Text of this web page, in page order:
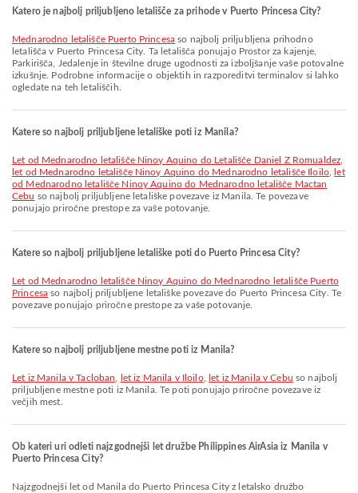
Katero je najbolj priljubljeno letališče za prihode v Puerto Princesa City?
Mednarodno letališče Puerto Princesa so najbolj priljubljena prihodno
letališča v Puerto Princesa City. Ta letališča ponujajo Prostor za kajenje,
Parkirišča, Jedalenje in številne druge ugodnosti za izboljšanje vaše potovalne
izkušnje. Podrobne informacije o objektih in razporeditvi terminalov si lahko
ogledate na teh letališčih.
Katere so najbolj priljubljene letališke poti iz Manila?
let od Mednarodno letališče Ninoy Aquino do Letališče Daniel Z Romualdez
let od Mednarodno letališče Ninoy Aquino do Mednarodno letališče Iloilo,
let
od Mednarodno letališče Ninoy Aquino do Mednarodno letališče Mactan
Cebu so najbolj priljubljene letališke povezave iz Manila. Te povezave
ponujajo priročne prestope za vaše potovanje.
Katere so najbolj priljubljene letališke poti do Puerto Princesa City?
let od Mednarodno letališče Ninoy Aquino do Mednarodno letališče Puerto
Princesa so najbolj priljubljene letališke povezave do Puerto Princesa City. Te
povezave ponujajo priročne prestope za vaše potovanje.
Katere so najbolj priljubljene mestne poti iz Manila?
let iz Manila v Tacloban let iz Manila v Iloilo, let iz Manila v Cebu so najbolj
priljubljene mestne poti iz Manila. Te poti ponujajo priročne povezave iz
večjih mest.
Ob kateri uri odleti najzgodnejši let družbe Philippines AirAsia iz Manila v
Puerto Princesa City?
Najzgodnejši let od Manila do Puerto Princesa City z letalsko družbo